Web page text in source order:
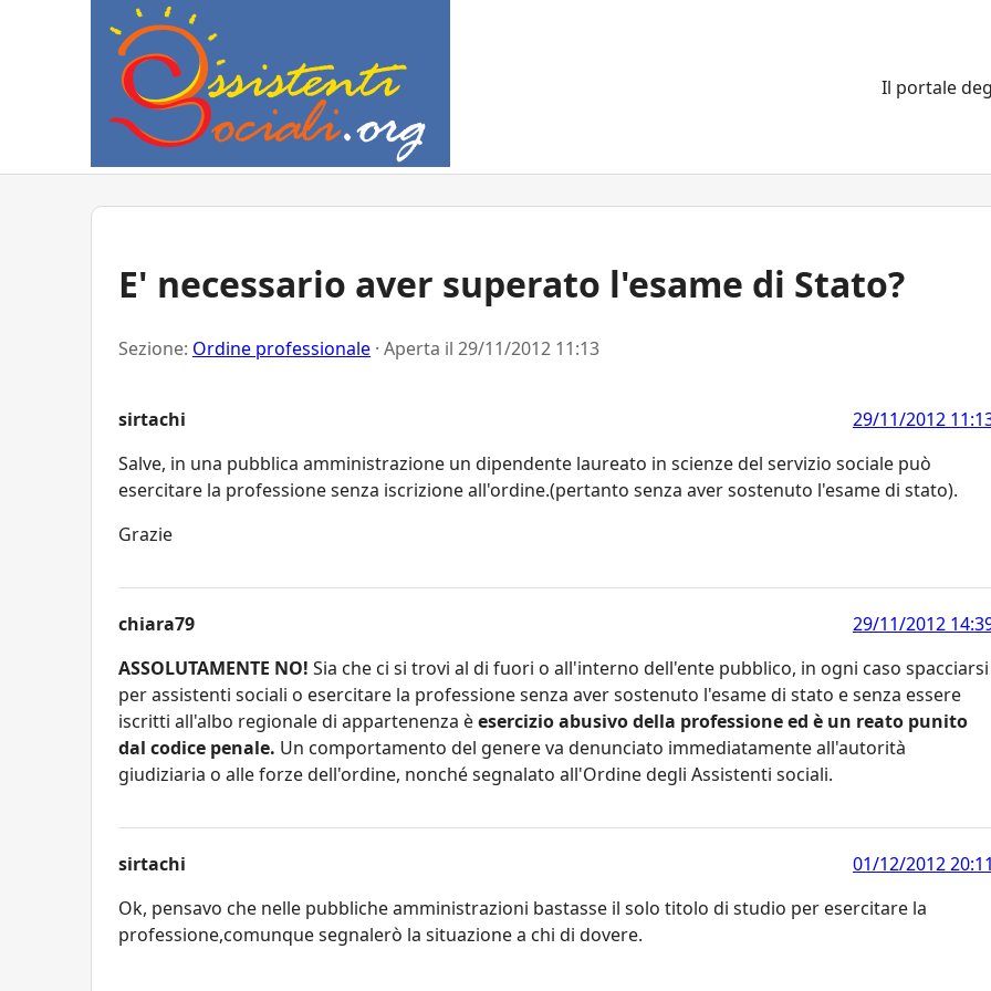
Il portale
E' necessario aver superato l'esame di Stato?
Sezione: Ordine professionale · Aperta il 29/11/2012 11:13
sirtachi
29/11/2012
Salve, in una pubblica amministrazione un dipendente laureato in scienze del servizio sociale può
esercitare la professione senza iscrizione all'ordine.(pertanto senza aver sostenuto l'esame di stato).
Grazie
chiara79
29/11/2012
ASSOLUTAMENTE NO! Sia che ci si trovi al di fuori o all'interno dell'ente pubblico, in ogni caso spacciarsi
per assistenti sociali o esercitare la professione senza aver sostenuto l'esame di stato e senza essere
iscritti all'albo regionale di appartenenza èesercizio abusivo della professione ed è un reato punito
dal codice penale. Un comportamento del genere va denunciato immediatamente all'autorità
giudiziaria o alle forze dell'ordine, nonché segnalato all'Ordine degli Assistenti sociali.
sirtachi
01/12/2012 20:11
Ok, pensavo che nelle pubbliche amministrazioni bastasse il solo titolo di studio per esercitare la
professione,comunque segnalerò la situazione a chi di dovere.